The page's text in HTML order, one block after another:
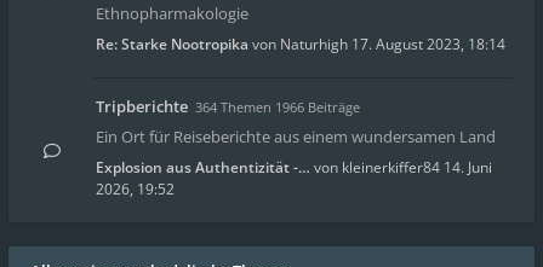
Ethnopharmakologie
Re: Starke Nootropika von Naturhigh 17. August 2023, 18:14
Tripberichte 364 Themen 1966 Beiträge
Ein Ort für Reiseberichte aus einem wundersamen Land
Explosion aus Authentizität -… von kleinerkiffer84 14. Juni
2026, 19:52